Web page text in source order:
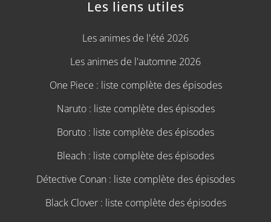
Les liens utiles
Les animes de l'été 2026
Les animes de l'automne 2026
One Piece : liste complète des épisodes
Naruto : liste complète des épisodes
Boruto : liste complète des épisodes
Bleach : liste complète des épisodes
Détective Conan : liste complète des épisodes
Black Clover : liste complète des épisodes